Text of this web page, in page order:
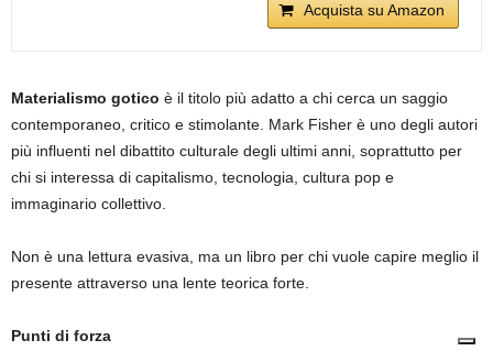
Acquista su Amazon
Materialismo gotico è il titolo più adatto a chi cerca un saggio
contemporaneo, critico e stimolante. Mark Fisher è uno degli autori
più influenti nel dibattito culturale degli ultimi anni, soprattutto per
chi si interessa di capitalismo, tecnologia, cultura pop e
immaginario collettivo.
Non è una lettura evasiva, ma un libro per chi vuole capire meglio il
presente attraverso una lente teorica forte.
Punti di forza